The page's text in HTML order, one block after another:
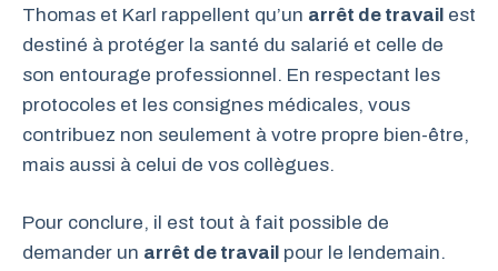
Thomas et Karl rappellent qu’un arrêt de travail est
destiné à protéger la santé du salarié et celle de
son entourage professionnel. En respectant les
protocoles et les consignes médicales, vous
contribuez non seulement à votre propre bien-être,
mais aussi à celui de vos collègues.
Pour conclure, il est tout à fait possible de
demander un arrêt de travail pour le lendemain.